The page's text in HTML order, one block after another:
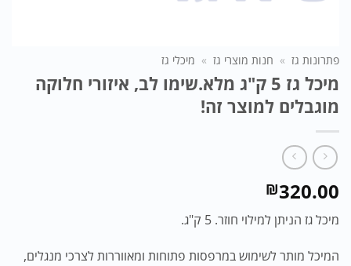
פתרונות גז » חנות מוצרי גז » מיכלי גז
מיכל גז 5 ק"ג מלא.שימו לב, איזורי חלוקה
מוגבלים למוצר זה!
₪320.00
מיכל גז הניתן למילוי חוזר. 5 ק"ג.
המיכל מותר לשימוש במרפסות פתוחות ומאווררות לצרכי מנגלים,